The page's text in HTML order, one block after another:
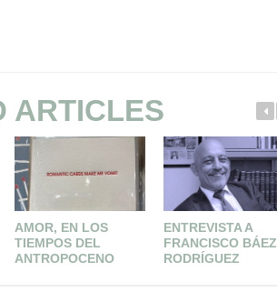
ARTICLES
AMOR, EN LOS
TIEMPOS DEL
ANTROPOCENO
ENTREVISTA A
FRANCISCO BÁEZ
RODRÍGUEZ